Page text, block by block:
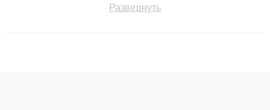
технику с сохранением гарантии до 3 лет. Наши мастера
Развернуть